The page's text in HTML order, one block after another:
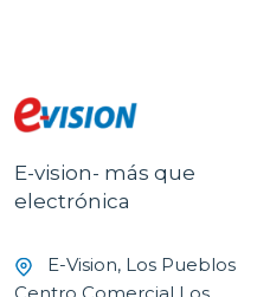
E-vision- más que
electrónica
E-Vision, Los Pueblos